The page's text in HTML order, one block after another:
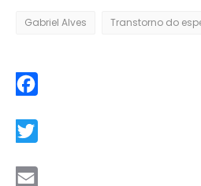
Gabriel Alves